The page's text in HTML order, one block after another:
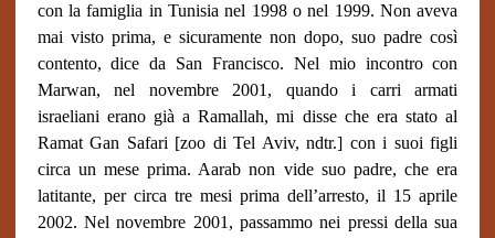
con la famiglia in Tunisia nel 1998 o nel 1999. Non aveva
mai visto prima, e sicuramente non dopo, suo padre così
contento, dice da San Francisco. Nel mio incontro con
Marwan, nel novembre 2001, quando i carri armati
israeliani erano già a Ramallah, mi disse che era stato al
Ramat Gan Safari [zoo di Tel Aviv, ndtr.] con i suoi figli
circa un mese prima. Aarab non vide suo padre, che era
latitante, per circa tre mesi prima dell’arresto, il 15 aprile
2002. Nel novembre 2001, passammo nei pressi della sua